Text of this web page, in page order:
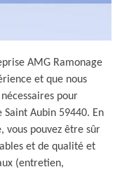
AMG Ramonage
et que nous
pour
Aubin 59440. En
vous pouvez être sûr
et de qualité et
(entretien,